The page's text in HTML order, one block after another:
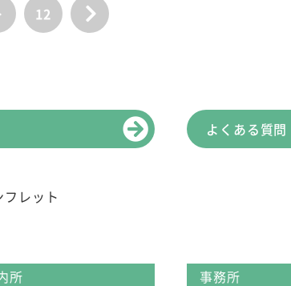
12
よくある質問
フレット
所 事務所